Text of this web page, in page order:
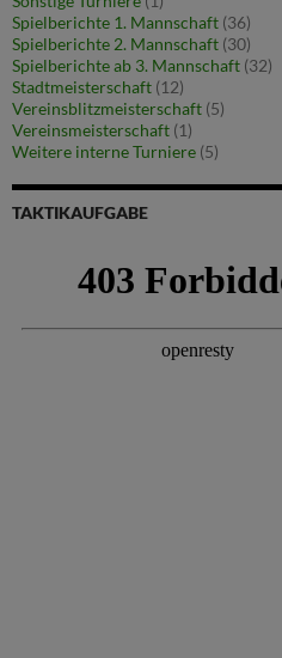
Spielberichte 1. Mannschaft (36)
Spielberichte 2. Mannschaft (30)
Spielberichte ab 3. Mannschaft (32)
Stadtmeisterschaft (12)
Vereinsblitzmeisterschaft (5)
Vereinsmeisterschaft (1)
Weitere interne Turniere (5)
TAKTIKAUFGABE